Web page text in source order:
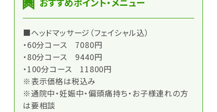
■ヘッドマッサージ（フェイシャル込）
・60分コース 7080円
・80分コース 9440円
・100分コース 11800円
※表示価格は税込み
※通院中・妊娠中・偏頭痛持ち・お子様連れの方
は要相談